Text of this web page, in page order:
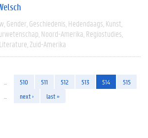
Gender Geschiedenis Hedendaags Kunst
Noord-Amerika Regiostudies
Zuid-Amerika
510 511 512 513 514
515
next › last »